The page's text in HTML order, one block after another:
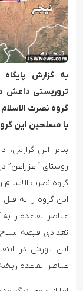
به گزارش
گروه نصرت
با مسلحین این
روستای “اغزراغن”
این گروه را به
تعدادی قبضه
این یورش در
عناصر القاعده